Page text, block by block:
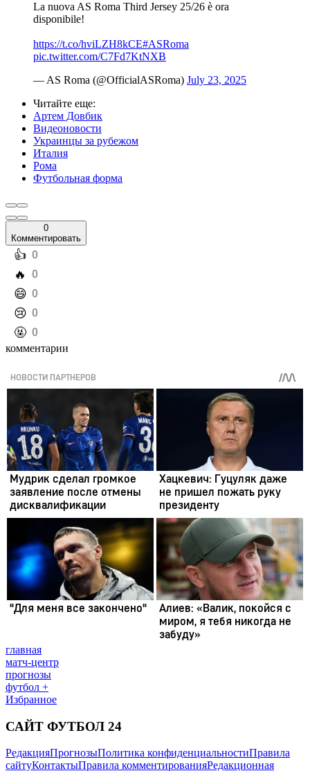
La nuova AS Roma Third Jersey 25/26 è ora
disponibile!
https://t.co/hviLZH8kCE#ASRoma
pic.twitter.com/C7Fd7KtNXB
— AS Roma (@OfficialASRoma) July 23, 2025
Читайте еще:
Артем Довбик
Видеоновости
Украинцы за рубежом
Италия
Рома
Футбольная форма
0
Комментировать
️👍 0
️🔥 0
️😄 0
️😢 0
️🤬 0
комментарии
главная
матч-центр
прогнозы
футбол +
Избранное
САЙТ ФУТБОЛ 24
РедакцияПрогнозыПолитика конфиденциальностиПравила
сайтуКонтактыПравила комментированияРедакционная